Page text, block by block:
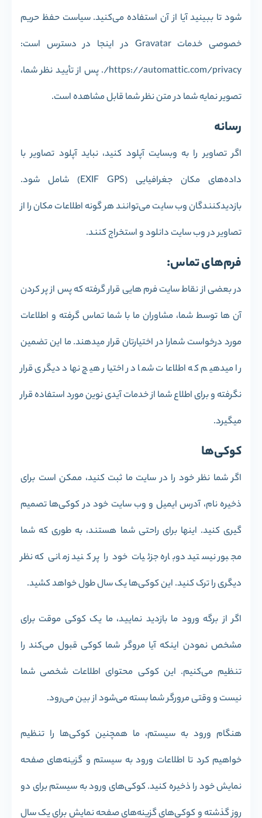
شود تا ببینید آیا از آن استفاده می‌کنید. سیاست حفظ حریم
خصوصی خدمات Gravatar در اینجا در دسترس است:
https://automattic.com/privacy/. پس از تأیید نظر شما،
تصویر نمایه شما در متن نظر شما قابل مشاهده است.
رسانه
اگر تصاویر را به وبسایت آپلود کنید، نباید آپلود تصاویر با
داده‌های مکان جغرافیایی (EXIF GPS) شامل شود.
بازدیدکنندگان وب سایت می‌توانند هر گونه اطلاعات مکان را از
تصاویر در وب سایت دانلود و استخراج کنند.
فرم‌های تماس:
در بعضی از نقاط سایت فرم هایی قرار گرفته که پس از پر کردن
آن ها توسط شما، مشاوران ما با شما تماس گرفته و اطلاعات
مورد درخواست شمارا در اختیارتان قرار میدهند. ما این تضمین
را میدهیم که اطلاعات شما در اختیار هیچ نهاد دیگری قرار
نگرفته و برای اطلاع شما از خدمات آیدی نوین مورد استفاده قرار
میگیرد.
کوکی‌ها
اگر شما نظر خود را در سایت ما ثبت کنید، ممکن است برای
ذخیره نام، آدرس ایمیل و وب سایت خود در کوکی‌ها تصمیم
گیری کنید. اینها برای راحتی شما هستند، به طوری که شما
مجبور نیستید دوباره جزئیات خود را پر کنید زمانی که نظر
دیگری را ترک کنید. این کوکی‌ها یک سال طول خواهد کشید.
اگر از برگه ورود ما بازدید نمایید، ما یک کوکی موقت برای
مشخص نمودن اینکه آیا مروگر شما کوکی قبول می‌کند را
تنظیم می‌کنیم. این کوکی محتوای اطلاعات شخصی شما
نیست و وقتی مرورگر شما بسته می‌شود از بین می‌رود.
هنگام ورود به سیستم، ما همچنین کوکی‌ها را تنظیم
خواهیم کرد تا اطلاعات ورود به سیستم و گزینه‌های صفحه
نمایش خود را ذخیره کنید. کوکی‌های ورود به سیستم برای دو
روز گذشته و کوکی‌های گزینه‌های صفحه نمایش برای یک سال